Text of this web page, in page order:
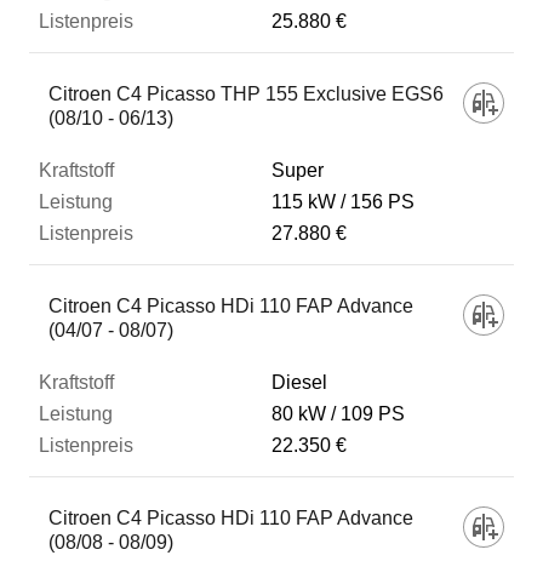
25.880 €
Citroen C4 Picasso THP 155 Exclusive EGS6
(08/10 - 06/13)
Super
115 kW
156 PS
27.880 €
Citroen C4 Picasso HDi 110 FAP Advance
(04/07 - 08/07)
Diesel
80 kW
109 PS
22.350 €
Citroen C4 Picasso HDi 110 FAP Advance
(08/08 - 08/09)